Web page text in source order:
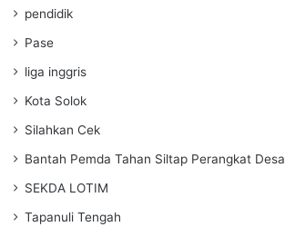
pendidik
Pase
liga inggris
Kota Solok
Silahkan Cek
Bantah Pemda Tahan Siltap Perangkat Desa
SEKDA LOTIM
Tapanuli Tengah